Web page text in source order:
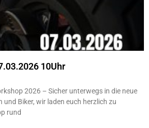
10Uhr
2026 – Sicher unterwegs in die neue
und Biker, wir laden euch herzlich zu
rund